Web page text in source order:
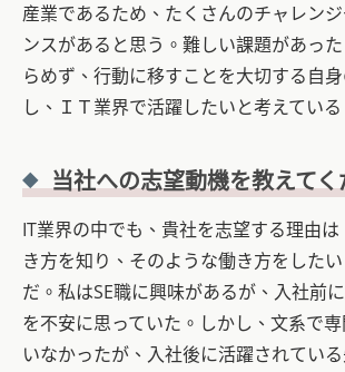
産業であるため、たくさんのチャレン
ンスがあると思う。難しい課題があっ
らめず、行動に移すことを大切する自
し、ＩＴ業界で活躍したいと考えている
当社への志望動機を教えてく
IT業界の中でも、貴社を志望する理由
き方を知り、そのような働き方をした
だ。私はSE職に興味があるが、入社前
を不安に思っていた。しかし、文系で
いなかったが、入社後に活躍されてい